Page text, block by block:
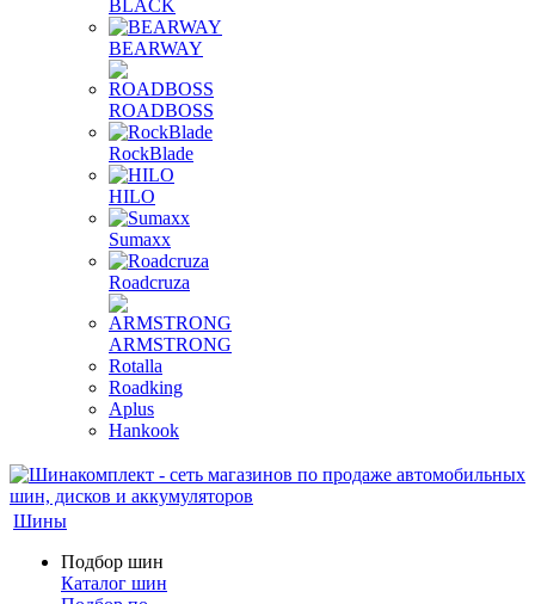
BLACK
BEARWAY
ROADBOSS
RockBlade
HILO
Sumaxx
Roadcruza
ARMSTRONG
Rotalla
Roadking
Aplus
Hankook
Шины
Подбор шин
Каталог шин